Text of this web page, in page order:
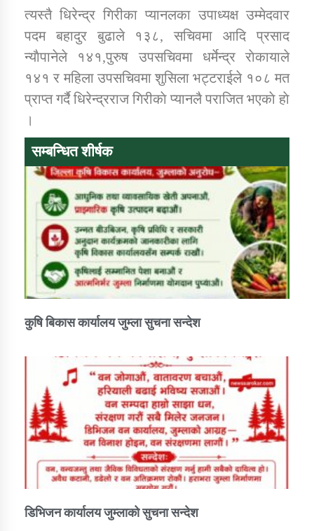
कर्णाली प्राविधि शिक्षालय जुम्लाको सुचना
तातोपानी गाउँपालिकाको न्यायिक समिति सम्बन्धी सन्देश
तातोपानी गाउँपालिका जुम्लाको महिला तथा लैङ्गिक हिंसा
सम्बन्धी सूचना सन्देश
सन्देश
तातोपानी गाउँपालिका जुम्लाको बालविवाह सन्देश
तातोपानी गाउँपालिका जुम्लाको सूचना
त्यस्तै धिरेन्द्र गिरीका प्यानलका उपाध्यक्ष उम्मेदवार
पदम बहादुर बुढाले १३८, सचिवमा आदि प्रसाद
न्याैपानेले १४१,पुरुष उपसचिवमा धर्मेन्द्र राेकायाले
१४१ र महिला उपसचिवमा शुसिला भट्टराईले १०८ मत
प्राप्त गर्दै धिरेन्द्रराज गिरीकाे प्यानलै पराजित भएकाे हाे
।
सम्बन्धित शीर्षक
कुषि बिकास कार्यालय जुम्ला सुचना सन्देश
डिभिजन कार्यालय जुम्लाको सुचना सन्देश